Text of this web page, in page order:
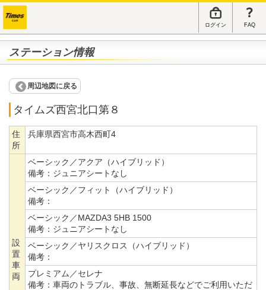
ログイン FAQ
ステーション情報
周辺地図に戻る
タイムズ西宮北口第８
住
所
兵庫県西宮市高木西町4
設
置
車
両
ベーシック／アクア（ハイブリッド）
備考： ジュニアシートなし
ベーシック／フィット（ハイブリッド）
備考：
ベーシック／MAZDA3 5HB 1500
備考： ジュニアシートなし
ベーシック／ヤリスクロス（ハイブリッド）
備考：
プレミアム／セレナ
備考： 車両のトラブル、事故、無断延長などでご利用いただ